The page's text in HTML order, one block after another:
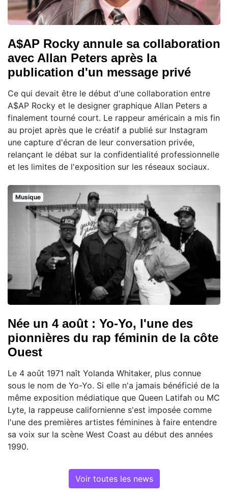
A$AP Rocky annule sa collaboration
avec Allan Peters après la
publication d'un message privé
Ce qui devait être le début d'une collaboration entre
A$AP Rocky et le designer graphique Allan Peters a
finalement tourné court. Le rappeur américain a mis fin
au projet après que le créatif a publié sur Instagram
une capture d'écran de leur conversation privée,
relançant le débat sur la confidentialité professionnelle
et les limites de l'exposition sur les réseaux sociaux.
Musique
Née un 4 août : Yo-Yo, l'une des
pionnières du rap féminin de la côte
Ouest
Le 4 août 1971 naît Yolanda Whitaker, plus connue
sous le nom de Yo-Yo. Si elle n'a jamais bénéficié de la
même exposition médiatique que Queen Latifah ou MC
Lyte, la rappeuse californienne s'est imposée comme
l'une des premières artistes féminines à faire entendre
sa voix sur la scène West Coast au début des années
1990.
Voir toutes les news